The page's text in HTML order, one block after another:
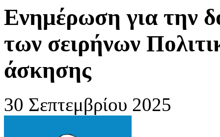
Ενημέρωση για την
των σειρήνων
άσκησης
30 Σεπτεμβρίου 2025